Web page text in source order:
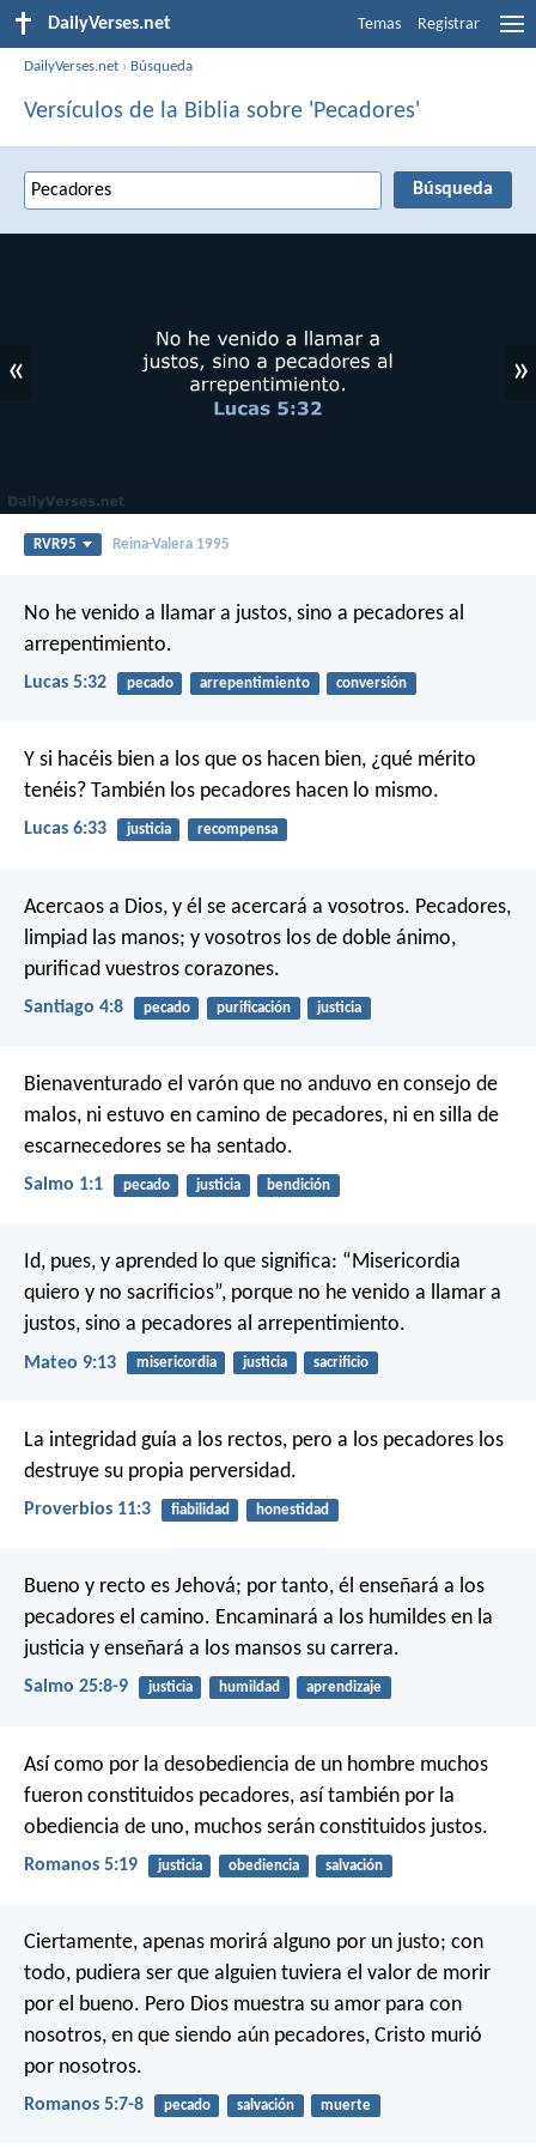
DailyVerses.net Temas Registrar
DailyVerses.net › Búsqueda
Versículos de la Biblia sobre 'Pecadores'
« »
RVR95 Reina-Valera 1995
No he venido a llamar a justos, sino a pecadores al
arrepentimiento.
Lucas 5:32 pecado arrepentimiento conversión
Y si hacéis bien a los que os hacen bien, ¿qué mérito
tenéis? También los pecadores hacen lo mismo.
Lucas 6:33 justicia recompensa
Acercaos a Dios, y él se acercará a vosotros. Pecadores,
limpiad las manos; y vosotros los de doble ánimo,
purificad vuestros corazones.
Santiago 4:8 pecado purificación justicia
Bienaventurado el varón que no anduvo en consejo de
malos, ni estuvo en camino de pecadores, ni en silla de
escarnecedores se ha sentado.
Salmo 1:1 pecado justicia bendición
Id, pues, y aprended lo que significa: “Misericordia
quiero y no sacrificios”, porque no he venido a llamar a
justos, sino a pecadores al arrepentimiento.
Mateo 9:13 misericordia justicia sacrificio
La integridad guía a los rectos, pero a los pecadores los
destruye su propia perversidad.
Proverbios 11:3 fiabilidad honestidad
Bueno y recto es Jehová; por tanto, él enseñará a los
pecadores el camino. Encaminará a los humildes en la
justicia y enseñará a los mansos su carrera.
Salmo 25:8-9 justicia humildad aprendizaje
Así como por la desobediencia de un hombre muchos
fueron constituidos pecadores, así también por la
obediencia de uno, muchos serán constituidos justos.
Romanos 5:19 justicia obediencia salvación
Ciertamente, apenas morirá alguno por un justo; con
todo, pudiera ser que alguien tuviera el valor de morir
por el bueno. Pero Dios muestra su amor para con
nosotros, en que siendo aún pecadores, Cristo murió
por nosotros.
Romanos 5:7-8 pecado salvación muerte